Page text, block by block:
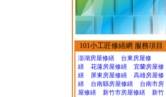
101小工匠修繕網 服務項目
澎湖房屋修繕
台東房屋修
繕
花蓮房屋修繕
宜蘭房屋修
繕
屏東房屋修繕
高雄房屋修
繕
台南縣房屋修繕
台南市房
屋修繕
新竹市房屋修繕
新竹